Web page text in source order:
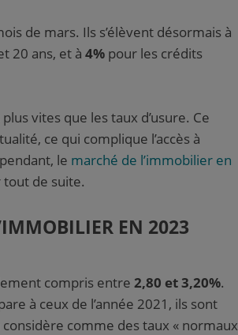
de mars. Ils s’élèvent désormais à
20 ans, et à 4% pour les crédits
vites que les taux d’usure. Ce
ce qui complique l’accès à
le marché de l’immobilier en
tout de suite.
EN 2023
compris entre 2,80 et 3,20%.
à ceux de l’année 2021, ils sont
comme des taux « normaux